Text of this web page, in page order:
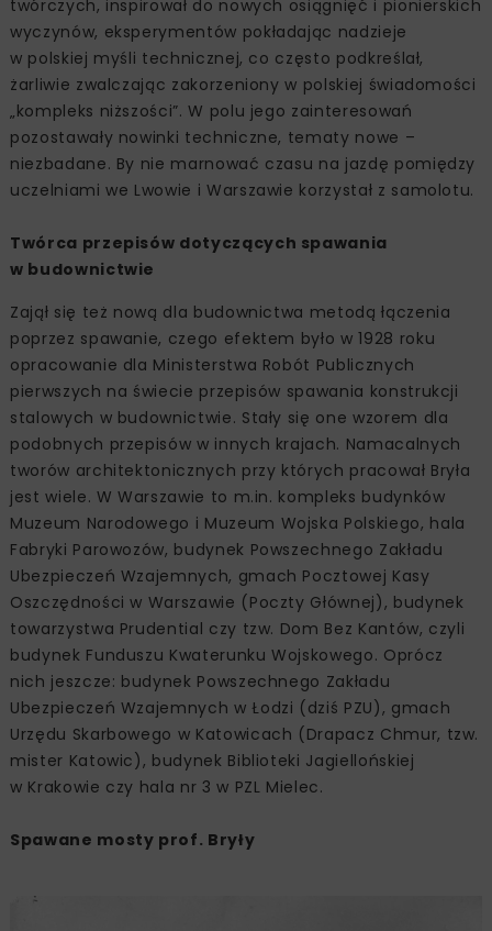
twórczych, inspirował do nowych osiągnięć i pionierskich
wyczynów, eksperymentów pokładając nadzieje
w polskiej myśli technicznej, co często podkreślał,
żarliwie zwalczając zakorzeniony w polskiej świadomości
„kompleks niższości”. W polu jego zainteresowań
pozostawały nowinki techniczne, tematy nowe –
niezbadane. By nie marnować czasu na jazdę pomiędzy
uczelniami we Lwowie i Warszawie korzystał z samolotu.
Twórca przepisów dotyczących spawania
w budownictwie
Zajął się też nową dla budownictwa metodą łączenia
poprzez spawanie, czego efektem było w 1928 roku
opracowanie dla Ministerstwa Robót Publicznych
pierwszych na świecie przepisów spawania konstrukcji
stalowych w budownictwie. Stały się one wzorem dla
podobnych przepisów w innych krajach. Namacalnych
tworów architektonicznych przy których pracował Bryła
jest wiele. W Warszawie to m.in. kompleks budynków
Muzeum Narodowego i Muzeum Wojska Polskiego, hala
Fabryki Parowozów, budynek Powszechnego Zakładu
Ubezpieczeń Wzajemnych, gmach Pocztowej Kasy
Oszczędności w Warszawie (Poczty Głównej), budynek
towarzystwa Prudential czy tzw. Dom Bez Kantów, czyli
budynek Funduszu Kwaterunku Wojskowego. Oprócz
nich jeszcze: budynek Powszechnego Zakładu
Ubezpieczeń Wzajemnych w Łodzi (dziś PZU), gmach
Urzędu Skarbowego w Katowicach (Drapacz Chmur, tzw.
mister Katowic), budynek Biblioteki Jagiellońskiej
w Krakowie czy hala nr 3 w PZL Mielec.
Spawane mosty prof. Bryły